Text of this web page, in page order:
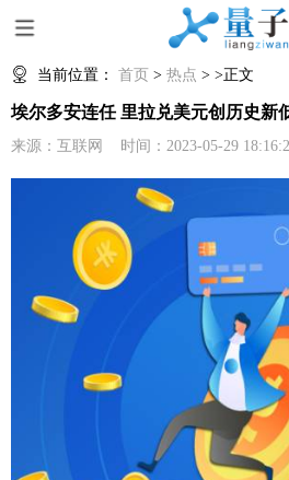
当前位置： 首页 > 热点 > >正文
埃尔多安连任 里拉兑美元创历史新
来源：互联网 时间：2023-05-29